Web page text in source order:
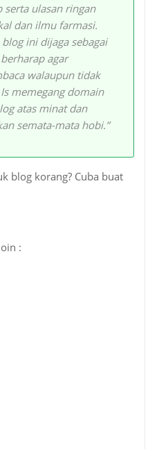
serta ulasan ringan
dan ilmu farmasi.
ini dijaga sebagai
agar
walaupun tidak
memegang domain
atas minat dan
semata-mata hobi.”
blog korang? Cuba buat
: